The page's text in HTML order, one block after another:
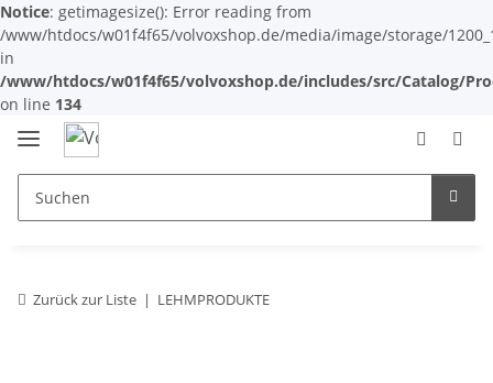
Notice: getimagesize(): Error reading from
/www/htdocs/w01f4f65/volvoxshop.de/media/image/storage/
in
/www/htdocs/w01f4f65/volvoxshop.de/includes/src/Catalog/
on line 134
Zurück zur Liste LEHMPRODUKTE